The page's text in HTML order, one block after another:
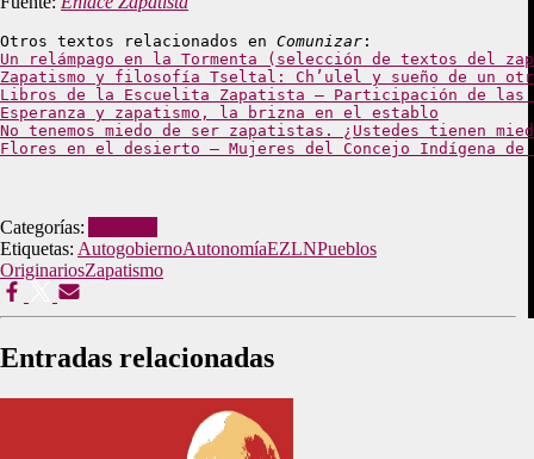
Otros textos relacionados en Comunizar
Zapatismo y filosofía Tseltal: Ch’ulel y sueño de un
Libros de la Escuelita Zapatista – Participación de las
Esperanza y zapatismo, la brizna en el establo
No tenemos miedo de ser zapatistas. ¿Ustedes tienen
Flores en el desierto – Mujeres del Concejo Indígena de
Categorías:
Etiquetas: AutogobiernoAutonomíaEZLNPueblos
OriginariosZapatismo
Entradas relacionadas